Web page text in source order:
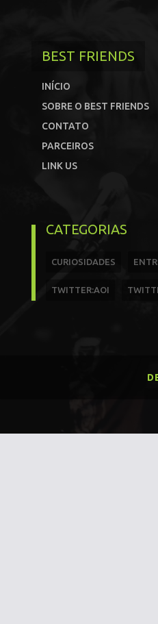
BEST FRIENDS
INÍCIO
SOBRE O BEST FRIENDS
CONTATO
PARCEIROS
LINK US
CATEGORIAS
CURIOSIDADES
TWITTER:AOI